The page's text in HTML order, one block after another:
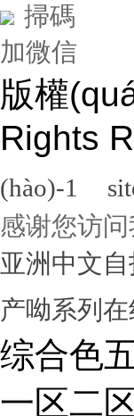
掃碼
加微信
版權
Rights
(hào)-1
感谢您访
亚洲中文
产呦系列